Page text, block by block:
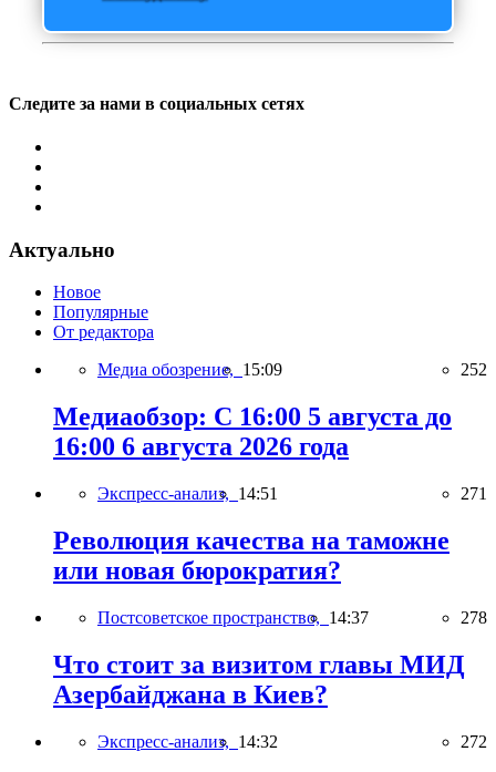
Следите за нами в социальных сетях
Актуально
Новое
Популярные
От редактора
Медиа обозрение, 15:09 252
Медиаобзор: С 16:00 5 августа до
16:00 6 августа 2026 года
Экспресс-анализ, 14:51 271
Революция качества на таможне
или новая бюрократия?
Постсоветское пространство, 14:37 278
Что стоит за визитом главы МИД
Азербайджана в Киев?
Экспресс-анализ, 14:32 272